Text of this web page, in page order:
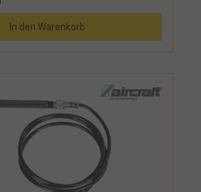
schwarz auf weiß
In den Warenkorb